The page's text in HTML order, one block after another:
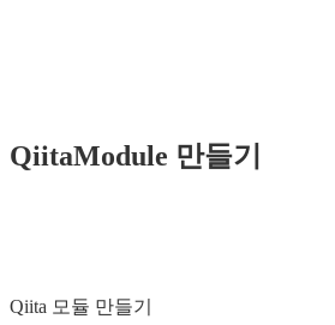
QiitaModule 만들기
Qiita 모듈 만들기